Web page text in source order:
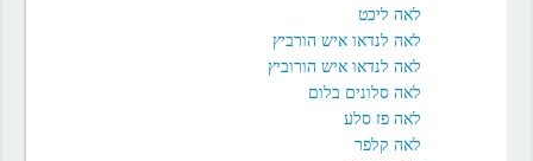
לאה ליכט
לאה לנדאו איש הורביץ
לאה לנדאו איש הורוביץ
לאה סלונים בלום
לאה פז סלע
לאה קלפר